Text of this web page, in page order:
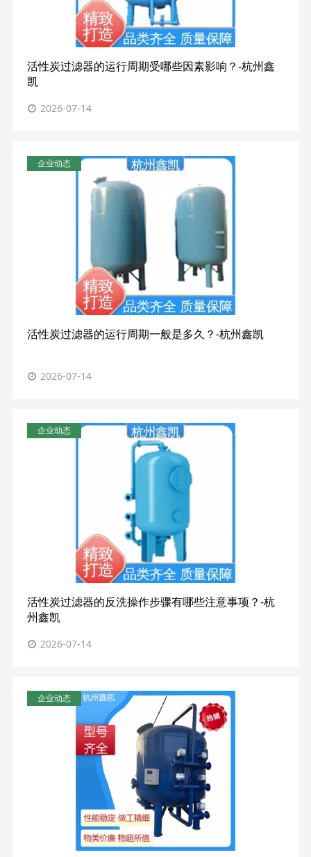
活性炭过滤器的运行周期受哪些因素影响？-杭州鑫
凯
2026-07-14
企业动态
活性炭过滤器的运行周期一般是多久？-杭州鑫凯
2026-07-14
企业动态
活性炭过滤器的反洗操作步骤有哪些注意事项？-杭
州鑫凯
2026-07-14
企业动态